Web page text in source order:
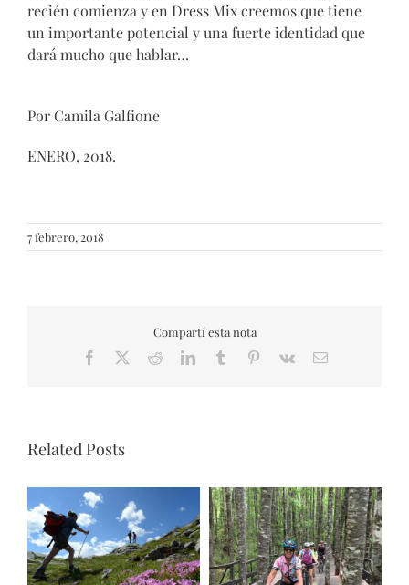
recién comienza y en Dress Mix creemos que tiene
un importante potencial y una fuerte identidad que
dará mucho que hablar…
Por Camila Galfione
ENERO, 2018.
7 febrero, 2018
Compartí esta nota
Facebook RedditLinkedInTumblr Pinterest
Vk Email
Related Posts